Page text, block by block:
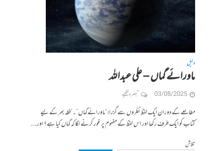
دلیل
ماورائے گماں – علی عبداللہ
03/08/2025 تبصرہ لکھیے
مطالعے کے دوران ایک لفظ نظروں سے گزرا؛ “ماورائے گماں”۔ لحظہ بھر کے لیے
کتاب کو ایک طرف رکھا اور اس لفظ کے مفہوم پر غور کرنے لگا کہ گماں کیا ہے؟ اور...
تلاش